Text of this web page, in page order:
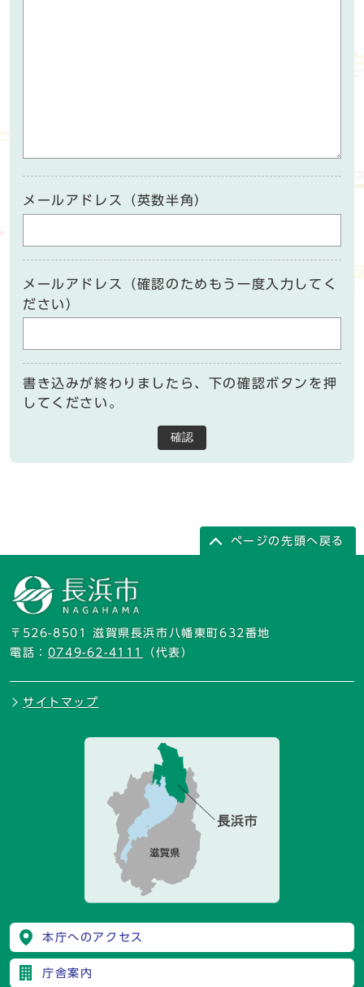
メールアドレス（英数半角）
メールアドレス（確認のためもう一度入力してく
ださい）
書き込みが終わりましたら、下の確認ボタンを押
してください。
確認
ページの先頭へ戻る
〒526-8501 滋賀県長浜市八幡東町632番地
電話： 0749-62-4111 （代表）
サイトマップ
本庁へのアクセス
庁舎案内